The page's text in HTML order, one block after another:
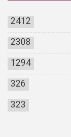
2412
2308
1294
326
323